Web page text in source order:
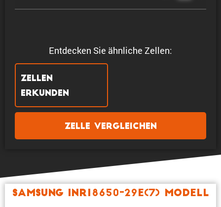
Entdecken Sie ähnliche Zellen:
Zellen
erkunden
Zelle vergleichen
Samsung INR18650-29E(7) Modell